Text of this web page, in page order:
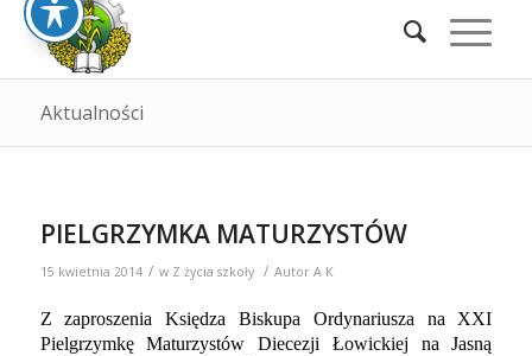
Aktualności
PIELGRZYMKA MATURZYSTÓW
15 kwietnia 2014 / w Z życia szkoły / Autor A K
Z zaproszenia Księdza Biskupa Ordynariusza na XXI
Pielgrzymkę Maturzystów Diecezji Łowickiej na Jasną